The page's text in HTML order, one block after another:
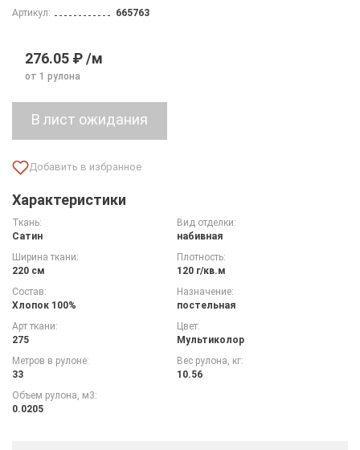
Артикул: 665763
276.05 ₽ /м
от 1 рулона
Характеристики
Ткань:
Сатин
Вид отделки:
набивная
Ширина ткани:
220 см
Плотность:
120 г/кв.м
Состав:
Хлопок 100%
Назначение:
постельная
Арт ткани:
275
Цвет:
Мультиколор
Метров в рулоне:
33
Вес рулона, кг:
10.56
Объем рулона, м3:
0.0205